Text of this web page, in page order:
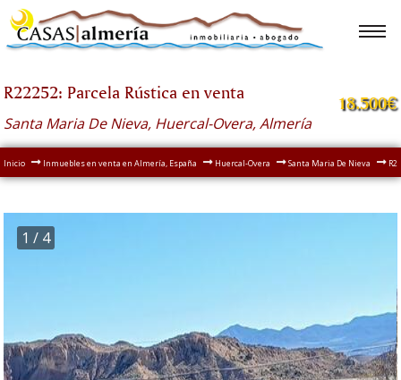
R22252: Parcela Rústica en venta
Santa Maria De Nieva, Huercal-Overa, Almería
18.500€
Inicio Inmuebles en venta en Almería, España Huercal-Overa Santa Maria De Nieva
1 / 4